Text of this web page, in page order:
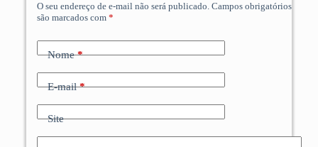
O seu endereço de e-mail não será publicado. Campos obrigatórios
são marcados com *
Nome*
E-mail*
Site